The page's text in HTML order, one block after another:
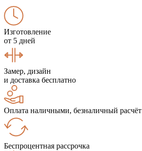
Изготовление
от 5 дней
Замер, дизайн
и доставка бесплатно
Оплата наличными, безналичный расчёт
Беспроцентная рассрочка